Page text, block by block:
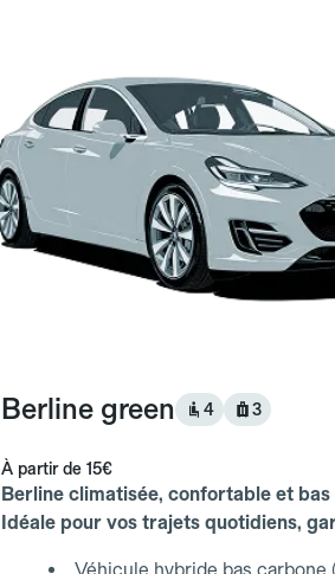
Berline green 4 3
À partir de 15€
Berline climatisée, confortable et bas
Idéale pour vos trajets quotidiens,